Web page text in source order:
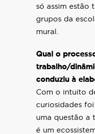
só assim estão
grupos da
mural.
Qual o
trabalho/
conduziu à
Com o intuito
curiosidades
uma questão a
é um